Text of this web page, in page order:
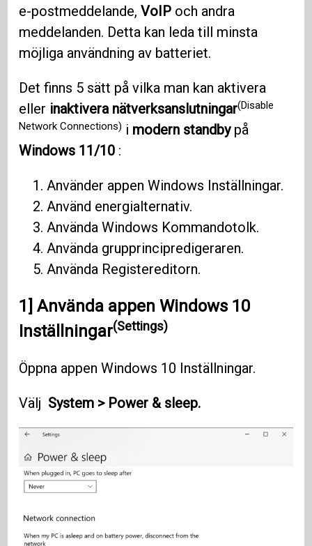
e-postmeddelande,VoIP och andra
meddelanden. Detta kan leda till minsta
möjliga användning av batteriet.
Det finns 5 sätt på vilka man kan aktivera
eller inaktivera nätverksanslutningar(Disable
Network Connections) i modern standbypå
Windows 11/10 :
Använder appen Windows Inställningar.
Använd energialternativ.
Använda Windows Kommandotolk.
Använda grupprincipredigeraren.
Använda Registereditorn.
1] Använda appenWindows 10
Inställningar(Settings)
Öppna appen Windows 10 Inställningar.
Välj System > Power & sleep.